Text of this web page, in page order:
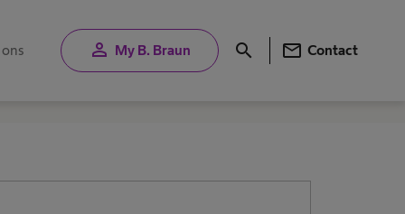
person My B. Braun search mail Contact